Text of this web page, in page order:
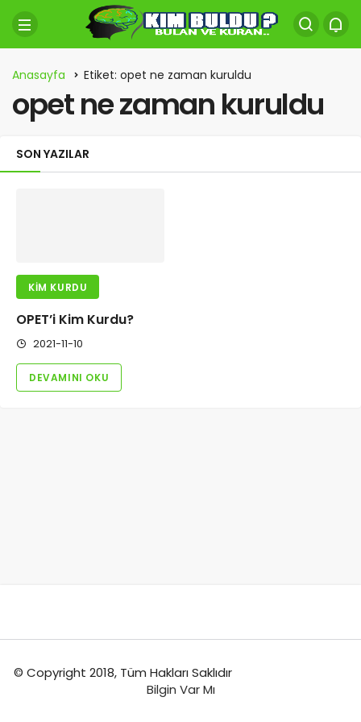
Anasayfa Etiket: opet ne zaman kuruldu
opet ne zaman kuruldu
SON YAZILAR
KIM KURDU
OPET’i Kim Kurdu?
2021-11-10
DEVAMINI OKU
© Copyright 2018, Tüm Hakları Saklıdır
Bilgin Var Mı